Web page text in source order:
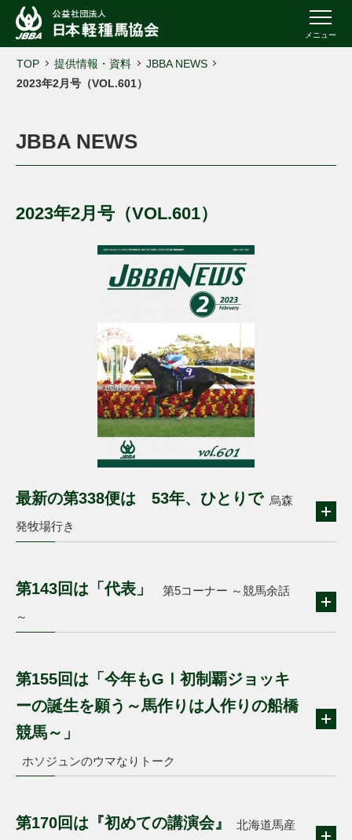
メニュー
TOP 提供情報・資料
JBBA NEWS
2023年2月号（VOL.601）
JBBA NEWS
2023年2月号（VOL.601）
最新の第338便は 53年、ひとりで 烏森
発牧場行き
第143回は「代表」
第5コーナー ～競馬余話
～
第155回は「今年もGⅠ初制覇ジョッキ
ーの誕生を願う～馬作りは人作りの船橋
競馬～」
ホソジュンのウマなりトーク
第170回は『初めての講演会』
北海道馬産